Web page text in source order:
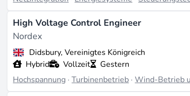
High Voltage Control Engineer
Nordex
Didsbury, Vereinigtes Königreich
Hybrid
Vollzeit
Gestern
Hochspannung ·Turbinenbetrieb ·Wind-Betrieb